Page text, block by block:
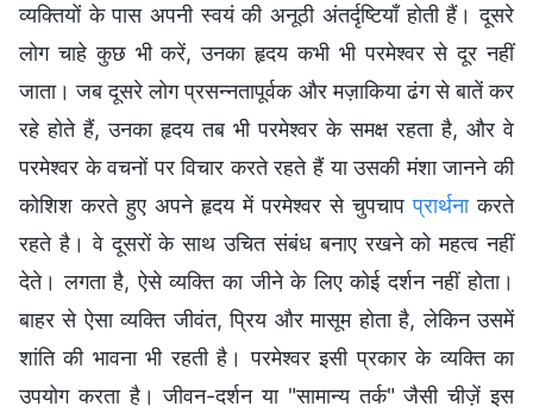
व्यक्तियों के पास अपनी स्वयं की अनूठी अंतर्दृष्टियाँ होती हैं। दूसरे
लोग चाहे कुछ भी करें, उनका हृदय कभी भी परमेश्वर से दूर नहीं
जाता। जब दूसरे लोग प्रसन्नतापूर्वक और मज़ाकिया ढंग से बातें कर
रहे होते हैं, उनका हृदय तब भी परमेश्वर के समक्ष रहता है, और वे
परमेश्वर के वचनों पर विचार करते रहते हैं या उसकी मंशा जानने की
कोशिश करते हुए अपने हृदय में परमेश्वर से चुपचापप्रार्थनाकरते
रहते है। वे दूसरों के साथ उचित संबंध बनाए रखने को महत्व नहीं
देते। लगता है, ऐसे व्यक्ति का जीने के लिए कोई दर्शन नहीं होता।
बाहर से ऐसा व्यक्ति जीवंत, प्रिय और मासूम होता है, लेकिन उसमें
शांति की भावना भी रहती है। परमेश्वर इसी प्रकार के व्यक्ति का
उपयोग करता है। जीवन-दर्शन या "सामान्य तर्क" जैसी चीज़ें इस